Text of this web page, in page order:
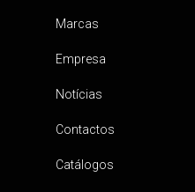
Marcas
Empresa
Notícias
Contactos
Catálogos